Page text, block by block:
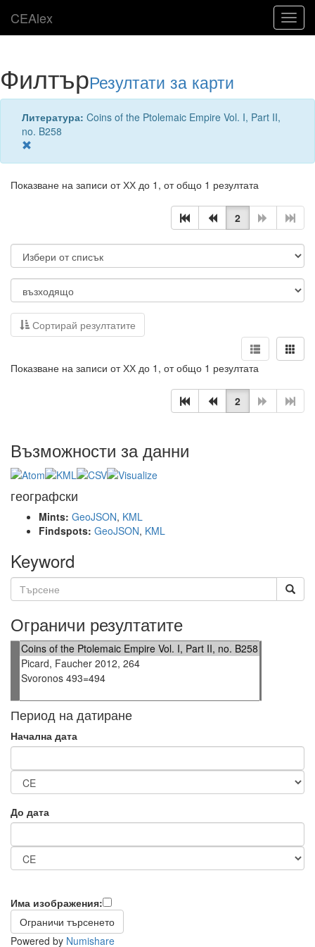
CEAlex
ФилтърРезултати за карти
Литература: Coins of the Ptolemaic Empire Vol. I, Part II,
no. B258
Показване на записи от ХХ до 1, от общо 1 резултата
2
Сортирай резултатите
Показване на записи от ХХ до 1, от общо 1 резултата
2
Възможности за данни
географски
Mints: GeoJSON, KML
Findspots: GeoJSON, KML
Keyword
Ограничи резултатите
Период на датиране
Начална дата
До дата
Има изображения:
Powered by Numishare